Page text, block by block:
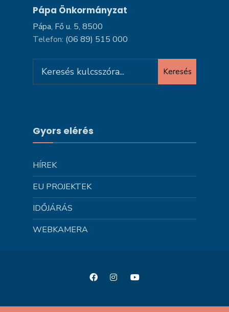
Pápa Önkormányzat
Pápa, Fő u. 5, 8500
Telefon: (06 89) 515 000
for:
Keresés
Gyors elérés
HÍREK
EU PROJEKTEK
IDŐJÁRÁS
WEBKAMERA